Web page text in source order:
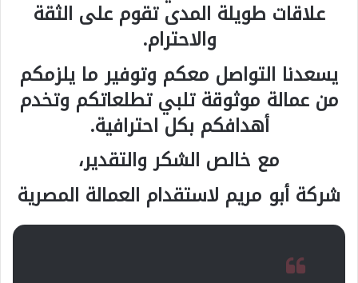
علاقات طويلة المدى تقوم على الثقة
والاحترام.
يسعدنا التواصل معكم وتوفير ما يلزمكم
من عمالة موثوقة تلبي تطلعاتكم وتخدم
أهدافكم بكل احترافية.
مع خالص الشكر والتقدير،
شركة أبو مريم لاستقدام العمالة المصرية